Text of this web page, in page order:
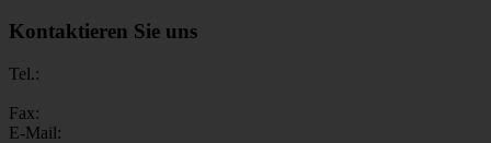
Kontaktieren Sie uns
Tel.:
Fax:
E-Mail: